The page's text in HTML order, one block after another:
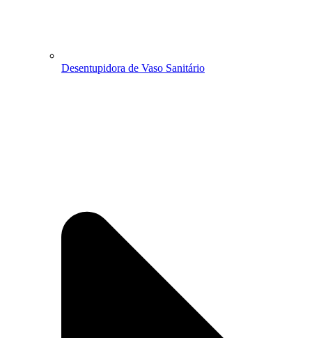
Desentupidora de Vaso Sanitário